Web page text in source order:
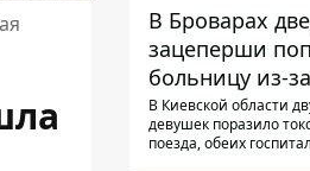
В Броварах
зацеперши
больницу из-
В Киевской области
девушек поразило
поезда, обеих